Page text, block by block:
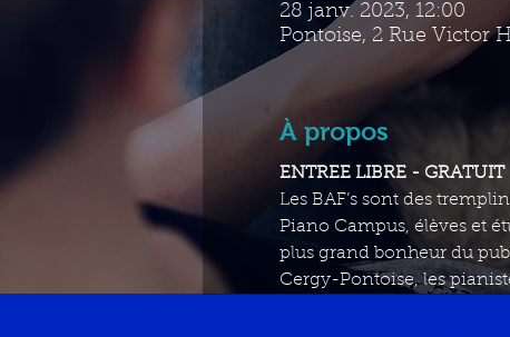
28 janv. 2023, 12:00
Pontoise, 2 Rue Victor
À propos
ENTREE LIBRE - GRATUIT
Les BAF’s sont des
Piano Campus, élèves et
plus grand bonheur du
Cergy-Pontoise, les